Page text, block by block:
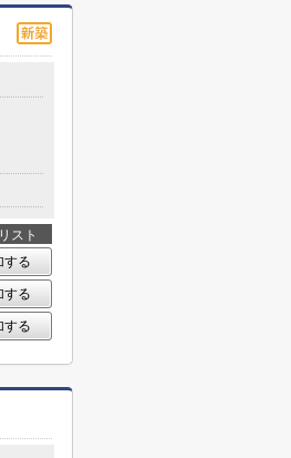
スト
する
する
する